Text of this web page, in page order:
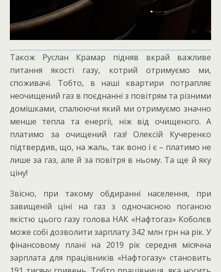
Також Руслан Крамар підняв вкрай важливе
питання якості газу, котрий отримуємо ми,
споживачі. Тобто, в наші квартири потрапляє
неочищений газ в поєднанні з повітрям та різними
домішками, спалюючи який ми отримуємо значно
менше тепла та енергії, ніж від очищеного. А
платимо за очищений газ! Олексій Кучеренко
підтвердив, що, на жаль, так воно і є – платимо не
лише за газ, але й за повітря в ньому. Та ще й яку
ціну!
Звісно, при такому обдиранні населення, при
завищеній ціні на газ з одночасною поганою
якістю цього газу голова НАК «Нафтогаз» Коболєв
може собі дозволити зарплату 342 млн грн на рік. У
фінансовому плані на 2019 рік середня місячна
зарплата для працівників «Нафтогазу» становить